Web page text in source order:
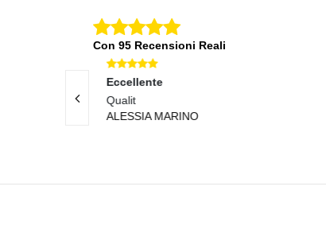
Con 95 Recensioni Reali
Eccellente
Qualit
ALESSIA MARINO